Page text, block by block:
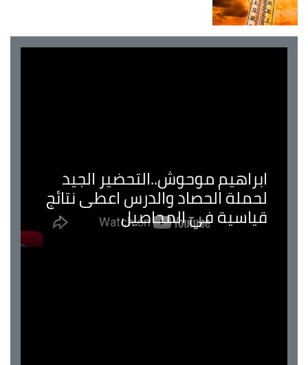
ابراهيم موحوش..التحضير الجيد
لحملة الحصاد والدرس اعطى نتائج
قياسية في المحاصيل